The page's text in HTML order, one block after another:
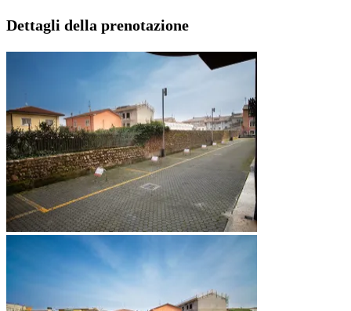
Dettagli della prenotazione